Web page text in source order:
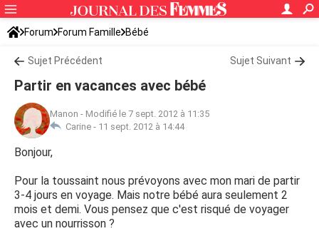
Forum Forum Famille Bébé
Sujet Précédent Sujet Suivant
Partir en vacances avec bébé
Manon - Modifié le 7 sept. 2012 à 11:35
Carine - 11 sept. 2012 à 14:44
Bonjour,
Pour la toussaint nous prévoyons avec mon mari de partir
3-4 jours en voyage. Mais notre bébé aura seulement 2
mois et demi. Vous pensez que c'est risqué de voyager
avec un nourrisson ?